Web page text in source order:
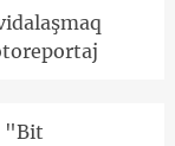
"Bit